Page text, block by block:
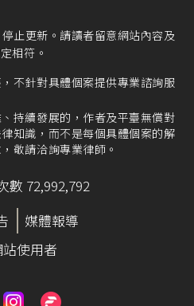
止更新。請讀者留意網站內容及
相符。
不針對具體個案提供專業諮詢服
持續發展的，作者及平臺無償對
知識，而不是每個具體個案的解
敬請洽詢專業律師。
數 72,992,792
媒體報導
使用者